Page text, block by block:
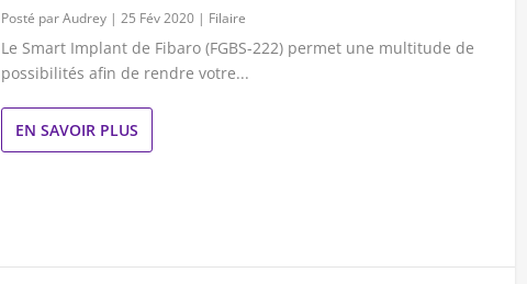
Posté parAudrey |25 Fév 2020 | Filaire
Le Smart Implant de Fibaro (FGBS-222) permet une multitude de
possibilités afin de rendre votre...
EN SAVOIR PLUS